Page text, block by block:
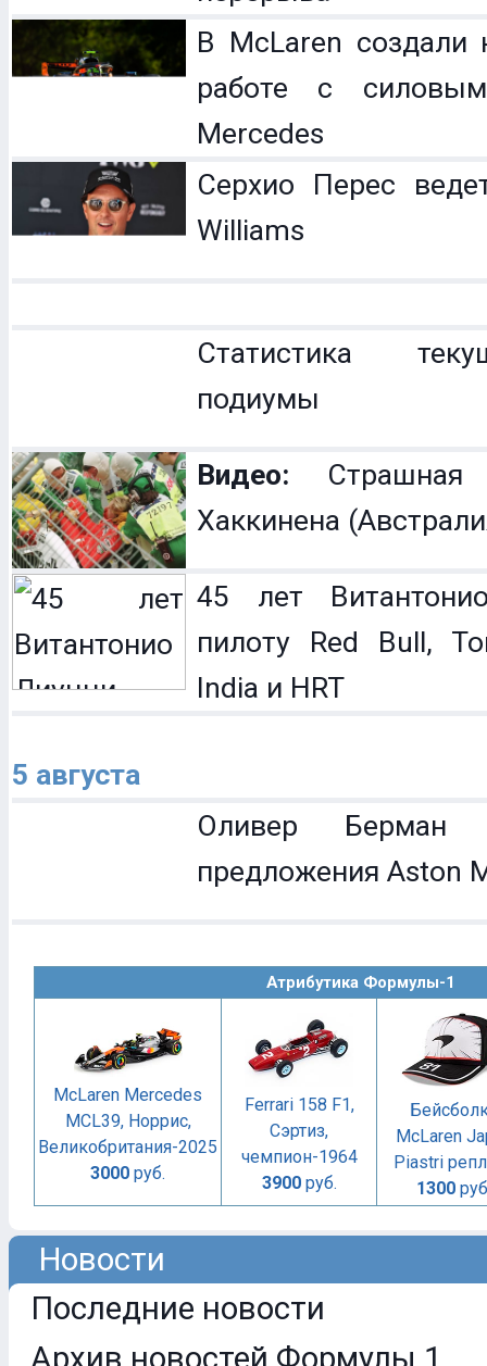
В McLaren создали
работе с
Mercedes
Серхио Перес
Williams
Статистика
подиумы
Видео: Страшная
Хаккинена
45 лет
пилоту Red Bull,
India и HRT
5 августа
Оливер Берман
предложения Aston
Атрибутика Формулы-1
McLaren Mercedes
MCL39, Норрис,
Великобритания-2025
3000 руб.
Ferrari 158 F1,
Сэртиз,
чемпион-1964
3900руб.
McLaren
Piastri
1300
Новости
Последние новости
Архив новостей Формулы 1